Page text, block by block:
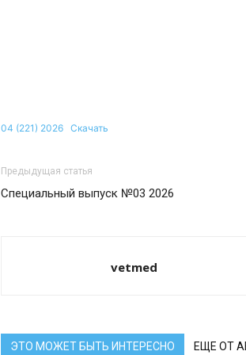
04 (221) 2026 Скачать
Предыдущая статья
Специальный выпуск №03 2026
vetmed
ЭТО МОЖЕТ БЫТЬ ИНТЕРЕСНО ЕЩЕ ОТ